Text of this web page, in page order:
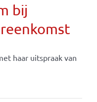
bij
haar uitspraak van